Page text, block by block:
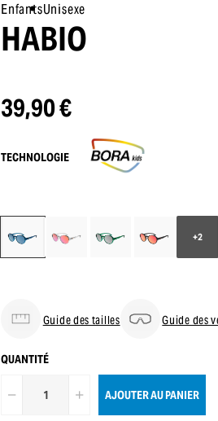
EnfantsUnisexe
HABIO
39,90 €
TECHNOLOGIE
+2
Guide des tailles Guide des
QUANTITÉ
AJOUTER AU PANIER